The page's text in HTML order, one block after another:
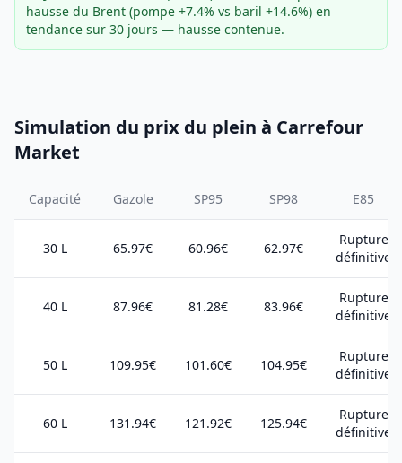
hausse du Brent (pompe +7.4% vs baril +14.6%) en
tendance sur 30 jours — hausse contenue.
Simulation du prix du plein à Carrefour
Market
Capacité Gazole SP95 SP98 E85
30 L 65.97€ 60.96€ 62.97€
Rupture
définitive
40 L 87.96€ 81.28€ 83.96€
Rupture
définitive
50 L 109.95€ 101.60€ 104.95€
Rupture
définitive
60 L 131.94€ 121.92€ 125.94€
Rupture
définitive